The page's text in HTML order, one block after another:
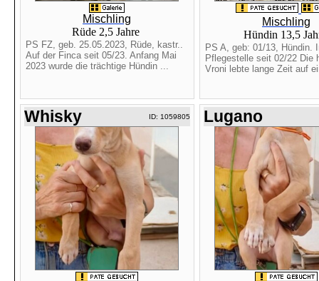
Mischling
Rüde 2,5 Jahre
PS FZ, geb. 25.05.2023, Rüde, kastr..
Auf der Finca seit 05/23. Anfang Mai
2023 wurde die trächtige Hündin ...
Mischling
Hündin 13,5
PS A, geb: 01/13, Hündin.
Pflegestelle seit 02/22 Die
Vroni lebte lange Zeit auf
Whisky ID: 1059805 Lugano